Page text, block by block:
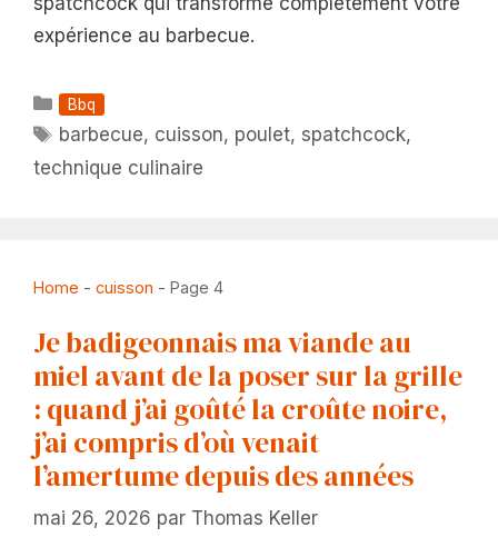
expérience au barbecue.
Catégories
Bbq
Étiquettes
barbecue, cuisson, poulet, spatchcock,
technique culinaire
Home - cuisson - Page 4
Je badigeonnais ma viande au
miel avant de la poser sur la grille
: quand j’ai goûté la croûte noire,
j’ai compris d’où venait
l’amertume depuis des années
mai 26, 2026 par Thomas Keller